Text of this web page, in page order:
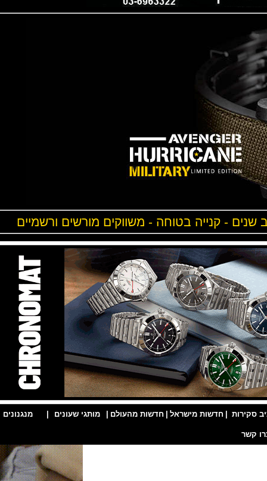
- קנייה בטוחה - משווקים מורשים ורשמיים
| חדשות מישראל | חדשות מהעולם | מותגי שעונים | מנגנונים |